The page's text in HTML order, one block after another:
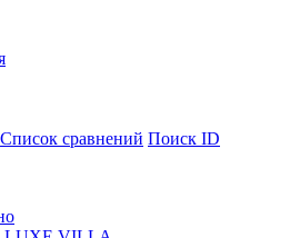
Список сравнений Поиск ID